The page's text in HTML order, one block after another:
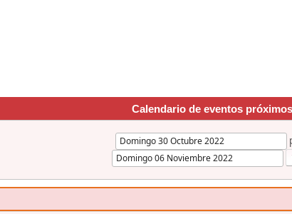
Calendario de eventos próximos